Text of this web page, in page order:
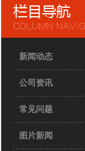
新闻动态
公司资讯
常见问题
图片新闻